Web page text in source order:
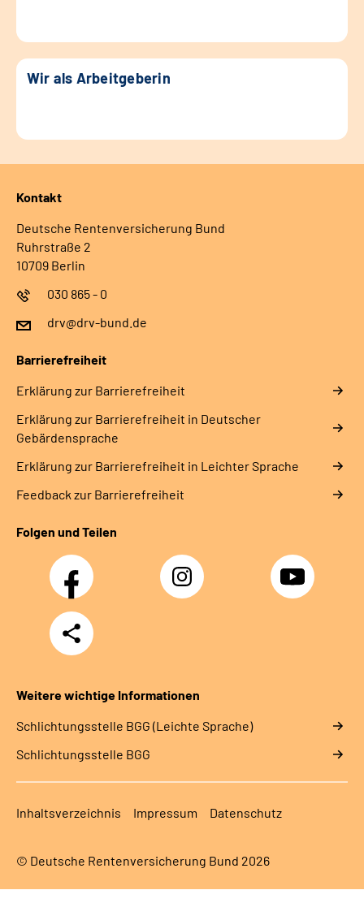
Wir als Arbeitgeberin
Kontakt
Deutsche Rentenversicherung Bund
Ruhrstraße 2
10709 Berlin
030 865 - 0
drv@drv-bund.de
Barrierefreiheit
Erklärung zur Barrierefreiheit
Erklärung zur Barrierefreiheit in Deutscher
Gebärdensprache
Erklärung zur Barrierefreiheit in Leichter Sprache
Feedback zur Barrierefreiheit
Folgen und Teilen
Facebook Instagram YouTube
Teilen
Weitere wichtige Informationen
Schlich­tungs­stel­le BGG (Leichte Sprache)
Schlich­tungs­stel­le BGG
Inhaltsverzeichnis Impressum Datenschutz
© Deutsche Rentenversicherung Bund 2026